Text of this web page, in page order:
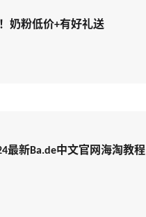
奶粉低价+有好礼送
最新Ba.de中文官网海淘教程